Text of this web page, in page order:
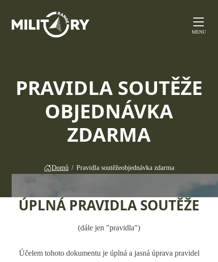
MENU
PRAVIDLA SOUTĚŽE
OBJEDNÁVKA
ZDARMA
Domů / Pravidla soutěžeobjednávka zdarma
ÚPLNÁ PRAVIDLA SOUTĚŽE
(dále jen "pravidla")
Účelem tohoto dokumentu je úplná a jasná úprava pravidel